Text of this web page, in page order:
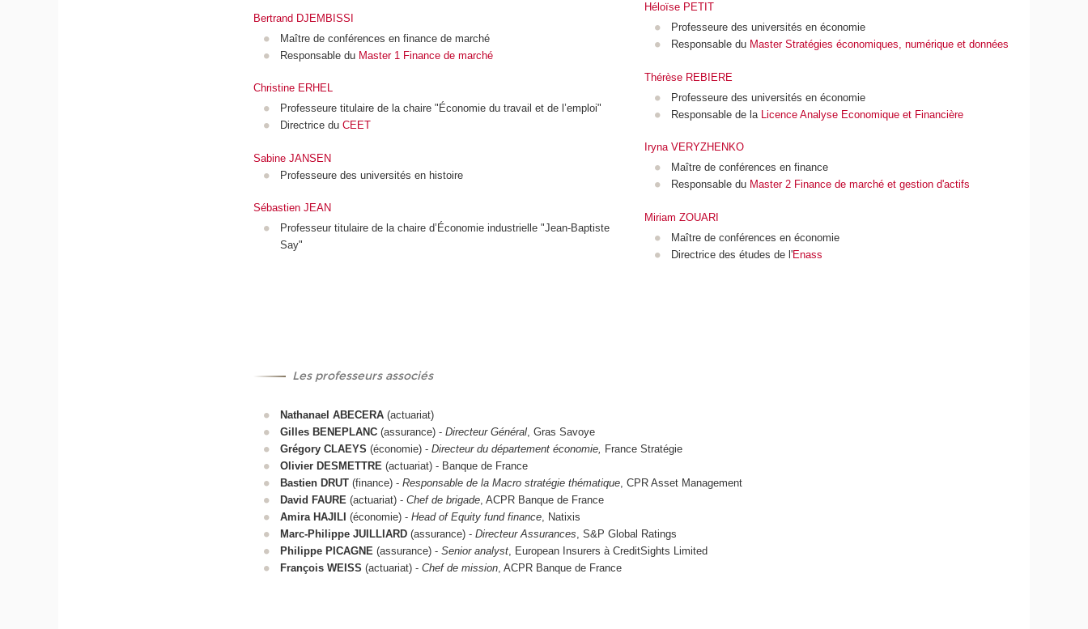
Bertrand DJEMBISSI
Maître de conférences en finance de marché
Responsable du Master 1 Finance de marché
Christine ERHEL
Professeure titulaire de la chaire "Économie du travail et de l’emploi"
Directrice du CEET
Sabine JANSEN
Professeure des universités en histoire
Sébastien JEAN
Professeur titulaire de la chaire d’Économie industrielle "Jean-Baptiste
Say"
Héloïse PETIT
Professeure des universités en économie
Responsable du Master Stratégies économiques, numérique et données
Thérèse REBIERE
Professeure des universités en économie
Responsable de la Licence Analyse Economique et Financière
Iryna VERYZHENKO
Maître de conférences en finance
Responsable du Master 2 Finance de marchéet gestion d'actifs
Miriam ZOUARI
Maître de conférences en économie
Directrice des études de l'Enass
Les professeurs associés
Nathanael ABECERA (actuariat)
Gilles BENEPLANC(assurance) - Directeur Général, Gras Savoye
Grégory CLAEYS (économie) - Directeur du département économie, France Stratégie
Olivier DESMETTRE (actuariat) - Banque de France
Bastien DRUT(finance) - Responsable de la Macro stratégie thématique, CPR Asset Management
David FAURE (actuariat) - Chef de brigade, ACPR Banque de France
Amira HAJILI (économie) - Head of Equity fund finance, Natixis
Marc-Philippe JUILLIARD(assurance) - Directeur Assurances , S&P Global Ratings
Philippe PICAGNE (assurance) - Senior analyst, European Insurers à CreditSights Limited
François WEISS (actuariat) - Chef de mission, ACPR Banque de France